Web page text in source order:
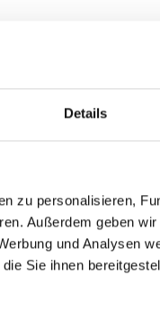
Details
zu personalisieren,
Außerdem geben
und Analysen
Sie ihnen
teilen
von
Followerheld